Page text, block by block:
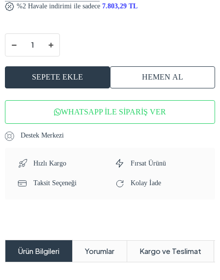
%2 Havale indirimi ile sadece 7.803,29 TL
SEPETE EKLE HEMEN AL
WHATSAPP İLE SİPARİŞ VER
Destek Merkezi
Hızlı Kargo Fırsat Ürünü
Taksit Seçeneği Kolay İade
Ürün Bilgileri Yorumlar Kargo ve Teslimat